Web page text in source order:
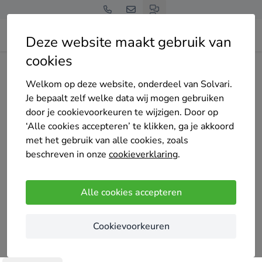
Deze website maakt gebruik van
cookies
Welkom op deze website, onderdeel van Solvari.
Je bepaalt zelf welke data wij mogen gebruiken
door je cookievoorkeuren te wijzigen. Door op
‘Alle cookies accepteren’ te klikken, ga je akkoord
met het gebruik van alle cookies, zoals
beschreven in onze cookieverklaring.
Alle cookies accepteren
Cookievoorkeuren
Home Bedrijven overzicht
Preventief
Driebergen-Rijsenburg